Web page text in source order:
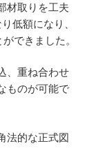
材取りを工夫
低額になり、
できました。
、重ね合わせ
ものが可能で
法的な正式図